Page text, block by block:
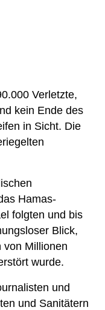
Verletzte,
kein Ende des
in Sicht. Die
Hamas-
folgten und bis
Blick,
von Millionen
wurde.
und
und Sanitätern